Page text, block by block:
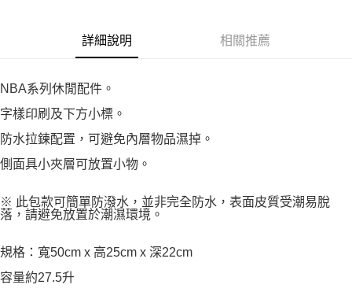
詳細說明 相關推薦
NBA系列休閒配件。
字樣印刷及下方小標。
防水拉鍊配置，可避免內層物品濕掉。
側面具小夾層可放置小物。
※ 此包款可簡單防潑水，並非完全防水，表面皮質受潮易脫
落，請避免放置於潮濕環境。
規格：寬50cm x 高25cm x 深22cm
容量約27.5升